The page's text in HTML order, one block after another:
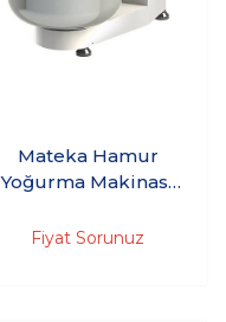
Mateka Hamur
Yoğurma Makinası
850m
Fiyat Sorunuz